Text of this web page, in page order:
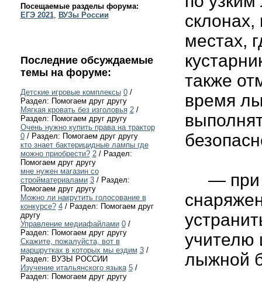
Посещаемые разделы форума:
ЕГЭ 2021, ВУЗы России
Последние обсуждаемые
темы на форуме:
Детские игровые комплексы 0/
Раздел: Помогаем друг другу
Мягкая кровать без изголовья 2/
Раздел: Помогаем друг другу
Очень нужно купить права на трактор
0/ Раздел: Помогаем друг другу
кто знает бактерицидные лампы где
можно приобрести? 2/ Раздел:
Помогаем друг другу
мне нужен магазин со
стройматериалами 3/ Раздел:
Помогаем друг другу
Можно ли накрутить голосование в
конкурсе? 4/ Раздел: Помогаем друг
другу
Управление медиафайлами 0/
Раздел: Помогаем друг другу
Скажите, пожалуйста, вот в
маршрутках в которых мы ездим 3/
Раздел: ВУЗЫ РОССИИ
Изучение итальянского языка 5/
Раздел: Помогаем друг другу
склонах,
местах,
также
время
— при
учителю
лыжной